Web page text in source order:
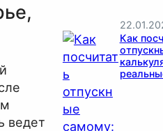
ведет
Как